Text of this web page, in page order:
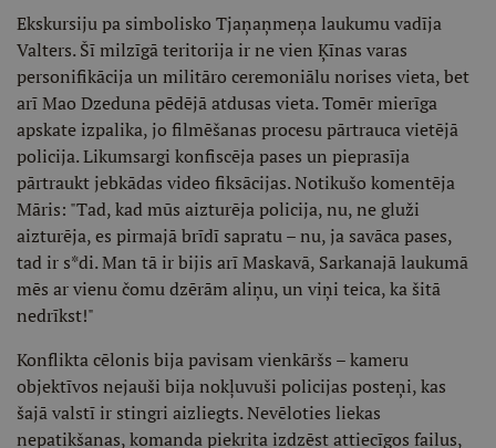
Ekskursiju pa simbolisko Tjaņaņmeņa laukumu vadīja
Valters. Šī milzīgā teritorija ir ne vien Ķīnas varas
personifikācija un militāro ceremoniālu norises vieta, bet
arī Mao Dzeduna pēdējā atdusas vieta. Tomēr mierīga
apskate izpalika, jo filmēšanas procesu pārtrauca vietējā
policija. Likumsargi konfiscēja pases un pieprasīja
pārtraukt jebkādas video fiksācijas. Notikušo komentēja
Māris: "Tad, kad mūs aizturēja policija, nu, ne gluži
aizturēja, es pirmajā brīdī sapratu – nu, ja savāca pases,
tad ir s*di. Man tā ir bijis arī Maskavā, Sarkanajā laukumā
mēs ar vienu čomu dzērām aliņu, un viņi teica, ka šitā
nedrīkst!"
Konflikta cēlonis bija pavisam vienkāršs – kameru
objektīvos nejauši bija nokļuvuši policijas posteņi, kas
šajā valstī ir stingri aizliegts. Nevēloties liekas
nepatikšanas, komanda piekrita izdzēst attiecīgos failus,